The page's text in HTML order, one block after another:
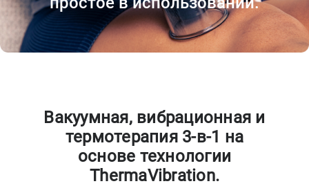
Вакуумная, вибрационная и
термотерапия 3-в-1 на
основе технологии
ThermaVibration.